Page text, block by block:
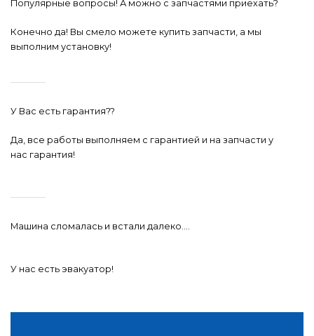
Популярные вопросы! А можно с запчастями приехать?
Конечно да! Вы смело можете купить запчасти, а мы
выполним установку!
У Вас есть гарантия??
Да, все работы выполняем с гарантией и на запчасти у
нас гарантия!
Машина сломалась и встали далеко….
У нас есть эвакуатор!